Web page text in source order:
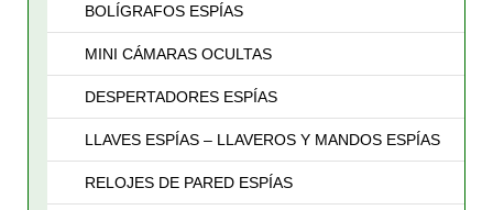
BOLÍGRAFOS ESPÍAS
MINI CÁMARAS OCULTAS
DESPERTADORES ESPÍAS
LLAVES ESPÍAS – LLAVEROS Y MANDOS ESPÍAS
RELOJES DE PARED ESPÍAS